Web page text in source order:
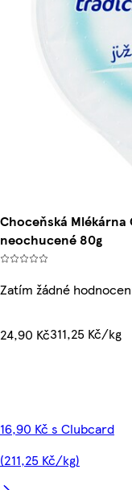
Choceňská
neochucené 80g
Zatím žádné
24,90 Kč311,25 Kč/kg
16,90 Kč s Clubcard
(211,25 Kč/kg)